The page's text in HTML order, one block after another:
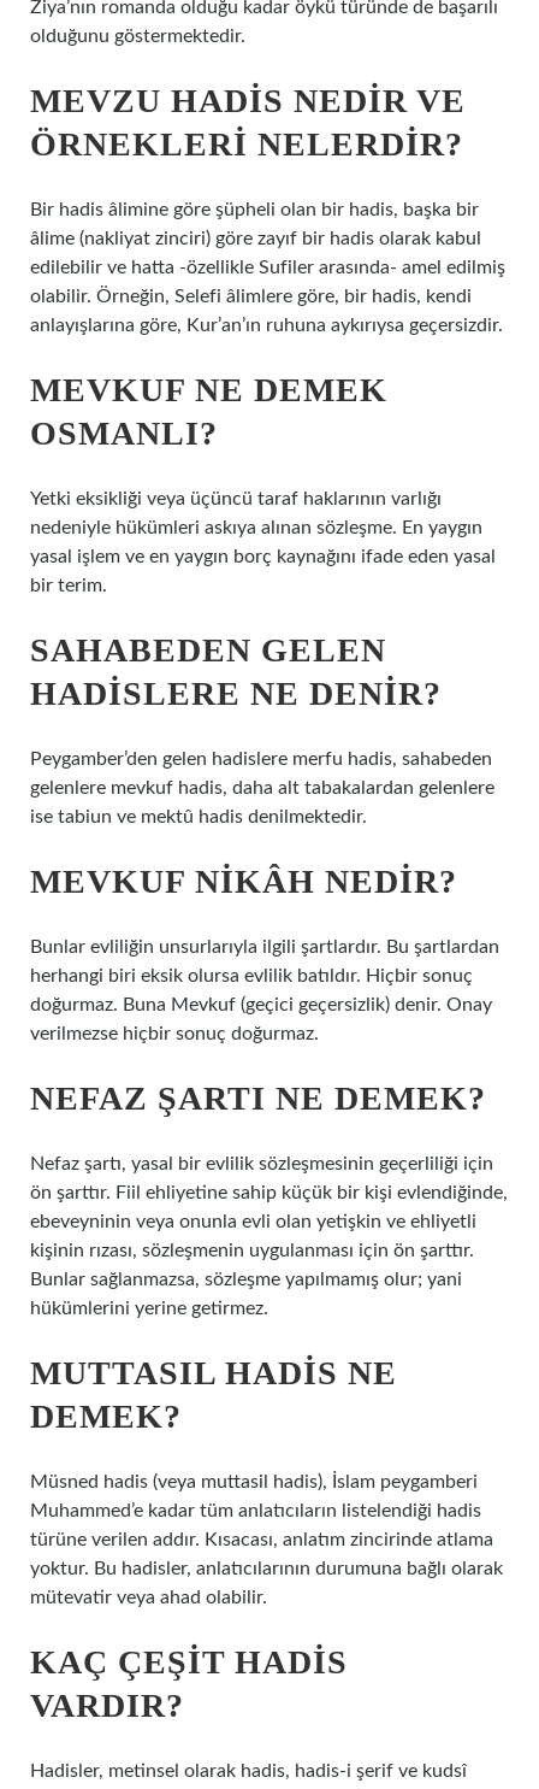
Ziya’nın romanda olduğu kadar öykü türünde de başarılı
olduğunu göstermektedir.
MEVZU HADIS NEDIR VE
ÖRNEKLERI NELERDIR?
Bir hadis âlimine göre şüpheli olan bir hadis, başka bir
âlime (nakliyat zinciri) göre zayıf bir hadis olarak kabul
edilebilir ve hatta -özellikle Sufiler arasında- amel edilmiş
olabilir. Örneğin, Selefi âlimlere göre, bir hadis, kendi
anlayışlarına göre, Kur’an’ın ruhuna aykırıysa geçersizdir.
MEVKUF NE DEMEK
OSMANLI?
Yetki eksikliği veya üçüncü taraf haklarının varlığı
nedeniyle hükümleri askıya alınan sözleşme. En yaygın
yasal işlem ve en yaygın borç kaynağını ifade eden yasal
bir terim.
SAHABEDEN GELEN
HADISLERE NE DENIR?
Peygamber’den gelen hadislere merfu hadis, sahabeden
gelenlere mevkuf hadis, daha alt tabakalardan gelenlere
ise tabiun ve mektû hadis denilmektedir.
MEVKUF NIKÂH NEDIR?
Bunlar evliliğin unsurlarıyla ilgili şartlardır. Bu şartlardan
herhangi biri eksik olursa evlilik batıldır. Hiçbir sonuç
doğurmaz. Buna Mevkuf (geçici geçersizlik) denir. Onay
verilmezse hiçbir sonuç doğurmaz.
NEFAZ ŞARTI NE DEMEK?
Nefaz şartı, yasal bir evlilik sözleşmesinin geçerliliği için
ön şarttır. Fiil ehliyetine sahip küçük bir kişi evlendiğinde,
ebeveyninin veya onunla evli olan yetişkin ve ehliyetli
kişinin rızası, sözleşmenin uygulanması için ön şarttır.
Bunlar sağlanmazsa, sözleşme yapılmamış olur; yani
hükümlerini yerine getirmez.
MUTTASIL HADIS NE
DEMEK?
Müsned hadis (veya muttasil hadis), İslam peygamberi
Muhammed’e kadar tüm anlatıcıların listelendiği hadis
türüne verilen addır. Kısacası, anlatım zincirinde atlama
yoktur. Bu hadisler, anlatıcılarının durumuna bağlı olarak
mütevatir veya ahad olabilir.
KAÇ ÇEŞIT HADIS
VARDIR?
Hadisler, metinsel olarak hadis, hadis-i şerif ve kudsî